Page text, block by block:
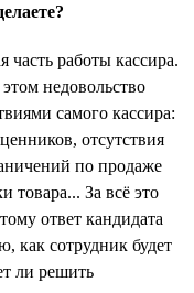
работы кассира.
недовольство
самого кассира:
отсутствия
по продаже
товара... За всё это
ответ кандидата
как сотрудник будет
ли решить